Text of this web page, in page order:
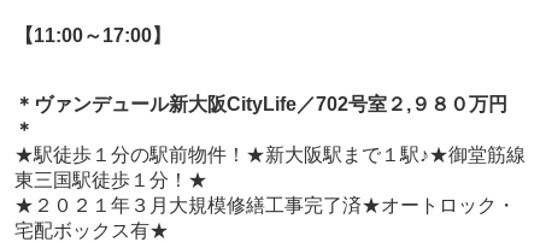
【11:00～17:00】
＊ヴァンデュール新大阪CityLife／702号室２ ,９８０万円
＊
★駅徒歩１分の駅前物件！★新大阪駅まで１駅♪★御堂筋線
東三国駅徒歩１分！★
★２０２１年３月大規模修繕工事完了済★オートロック・
宅配ボックス有★